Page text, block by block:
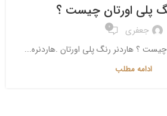
پلی اورتان چیست ؟
جعفری 0
؟ هاردنر رنگ پلی اورتان .هاردنره...
ادامه مطلب